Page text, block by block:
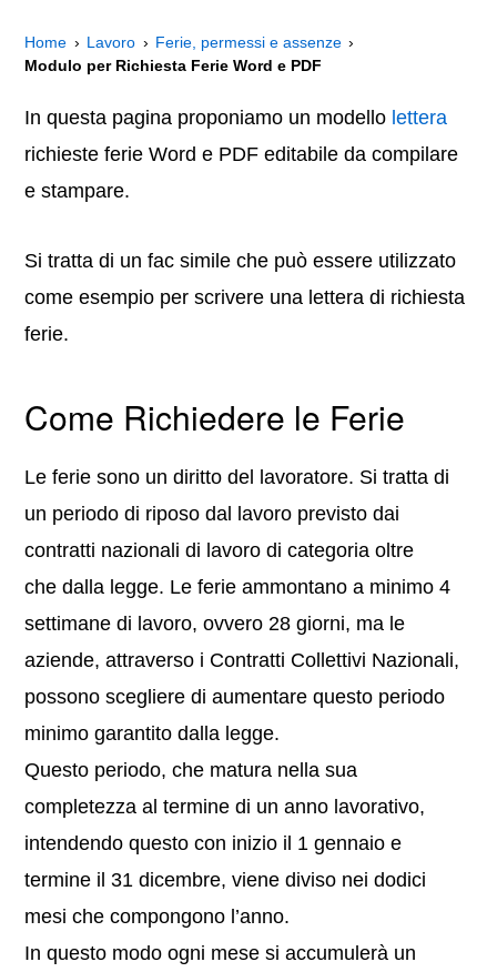
Home Lavoro
Ferie, permessi e assenze
Modulo per Richiesta Ferie Word e PDF
In questa pagina proponiamo un modello lettera
richieste ferie Word e PDF editabile da compilare
e stampare.
Si tratta di un fac simile che può essere utilizzato
come esempio per scrivere una lettera di richiesta
ferie.
Come Richiedere le Ferie
Le ferie sono un diritto del lavoratore. Si tratta di
un periodo di riposo dal lavoro previsto dai
contratti nazionali di lavoro di categoria oltre
che dalla legge. Le ferie ammontano a minimo 4
settimane di lavoro, ovvero 28 giorni, ma le
aziende, attraverso i Contratti Collettivi Nazionali,
possono scegliere di aumentare questo periodo
minimo garantito dalla legge.
Questo periodo, che matura nella sua
completezza al termine di un anno lavorativo,
intendendo questo con inizio il 1 gennaio e
termine il 31 dicembre, viene diviso nei dodici
mesi che compongono l’anno.
In questo modo ogni mese si accumulerà un